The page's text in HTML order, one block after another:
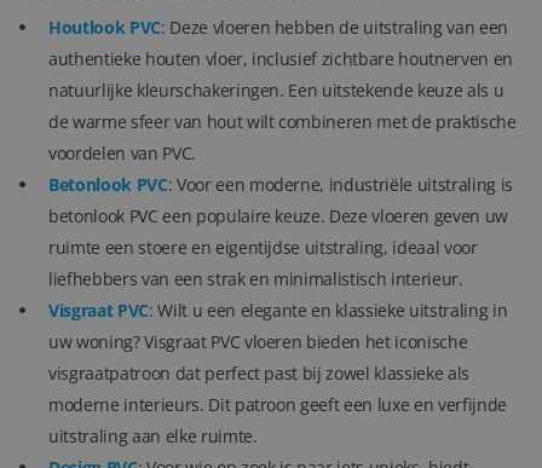
Houtlook PVC: Deze vloeren hebben de uitstraling van een
authentieke houten vloer, inclusief zichtbare houtnerven en
natuurlijke kleurschakeringen. Een uitstekende keuze als u
de warme sfeer van hout wilt combineren met de praktische
voordelen van PVC.
Betonlook PVC: Voor een moderne, industriële uitstraling is
betonlook PVC een populaire keuze. Deze vloeren geven uw
ruimte een stoere en eigentijdse uitstraling, ideaal voor
liefhebbers van een strak en minimalistisch interieur.
Visgraat PVC: Wilt u een elegante en klassieke uitstraling in
uw woning? Visgraat PVC vloeren bieden het iconische
visgraatpatroon dat perfect past bij zowel klassieke als
moderne interieurs. Dit patroon geeft een luxe en verfijnde
uitstraling aan elke ruimte.